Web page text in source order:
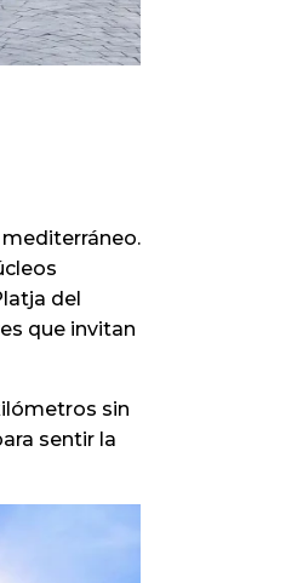
del
que invitan
sin
sentir la